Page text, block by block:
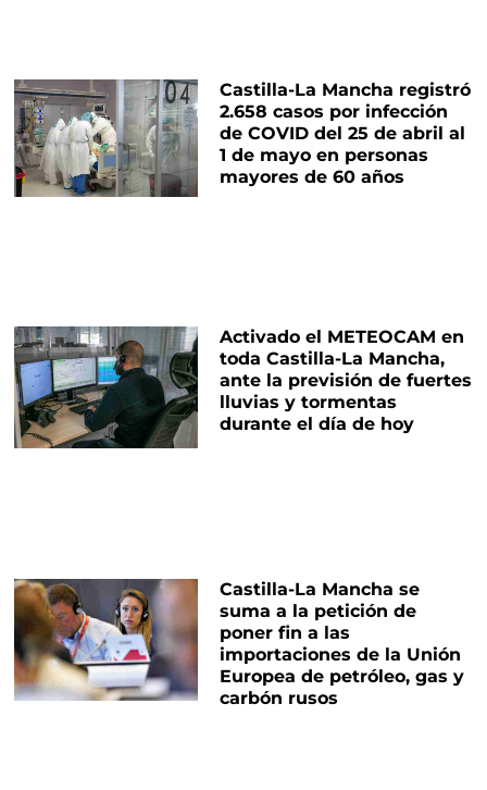
Castilla-La Mancha registró
2.658 casos por infección
de COVID del 25 de abril al
1 de mayo en personas
mayores de 60 años
Activado el METEOCAM en
toda Castilla-La Mancha,
ante la previsión de fuertes
lluvias y tormentas
durante el día de hoy
Castilla-La Mancha se
suma a la petición de
poner fin a las
importaciones de la Unión
Europea de petróleo, gas y
carbón rusos